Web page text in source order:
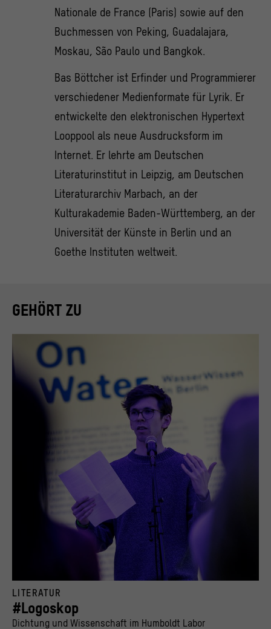
Nationale de France (Paris) sowie auf den
Buchmessen von Peking, Guadalajara,
Moskau, São Paulo und Bangkok.
Bas Böttcher ist Erfinder und Programmierer
verschiedener Medienformate für Lyrik. Er
entwickelte den elektronischen Hypertext
Looppool als neue Ausdrucksform im
Internet. Er lehrte am Deutschen
Literaturinstitut in Leipzig, am Deutschen
Literaturarchiv Marbach, an der
Kulturakademie Baden-Württemberg, an der
Universität der Künste in Berlin und an
Goethe Instituten weltweit.
GEHÖRT ZU
LITERATUR
#Logoskop
Dichtung und Wissenschaft im Humboldt Labor
© Humboldt-Universität zu Berlin / Stiftung Humboldt Forum im Berliner Schloss,
Impressum